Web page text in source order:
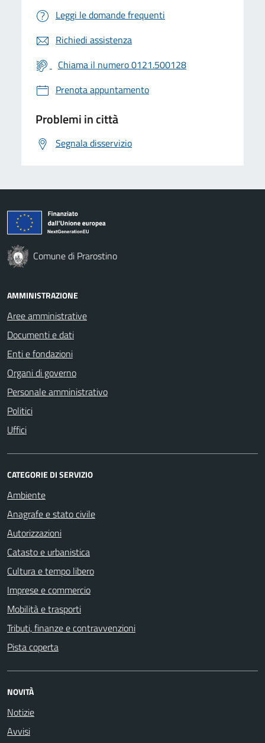
Leggi le domande frequenti
Richiedi assistenza
Chiama il numero 0121.500128
Prenota appuntamento
Problemi in città
Segnala disservizio
Comune di Prarostino
AMMINISTRAZIONE
Aree amministrative
Documenti e dati
Enti e fondazioni
Organi di governo
Personale amministrativo
Politici
Uffici
CATEGORIE DI SERVIZIO
Ambiente
Anagrafe e stato civile
Autorizzazioni
Catasto e urbanistica
Cultura e tempo libero
Imprese e commercio
Mobilità e trasporti
Tributi, finanze e contravvenzioni
Pista coperta
NOVITÀ
Notizie
Avvisi